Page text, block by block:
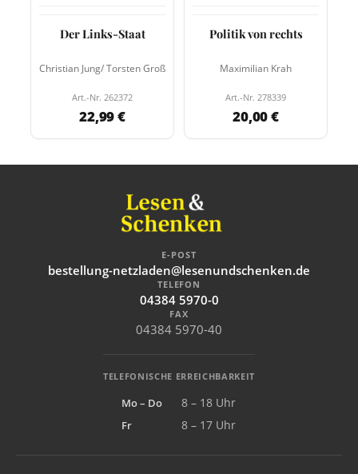
Der Links-Staat
Christian Jung/ Torsten Groß
Art.-Nr. 262372
22,99 €
Politik von rechts
Maximilian Krah
Art.-Nr. 278339
20,00 €
E-POST
bestellung-netzladen@lesenundschenken.de
TELEFON
04384 5970-0
FAX
04384 5970-40
TELEFONISCHE ERREICHBARKEIT
Mo – Do
8 – 18 Uhr
Fr
8 – 17 Uhr